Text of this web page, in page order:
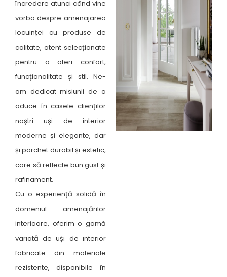
încredere atunci când vine
vorba despre amenajarea
locuinței cu produse de
calitate, atent selecționate
pentru a oferi confort,
funcționalitate și stil. Ne-
am dedicat misiunii de a
aduce în casele clienților
noștri uși de interior
moderne și elegante, dar
și parchet durabil și estetic,
care să reflecte bun gust și
rafinament.
Cu o experiență solidă în
domeniul amenajărilor
interioare, oferim o gamă
variată de uși de interior
fabricate din materiale
rezistente, disponibile în